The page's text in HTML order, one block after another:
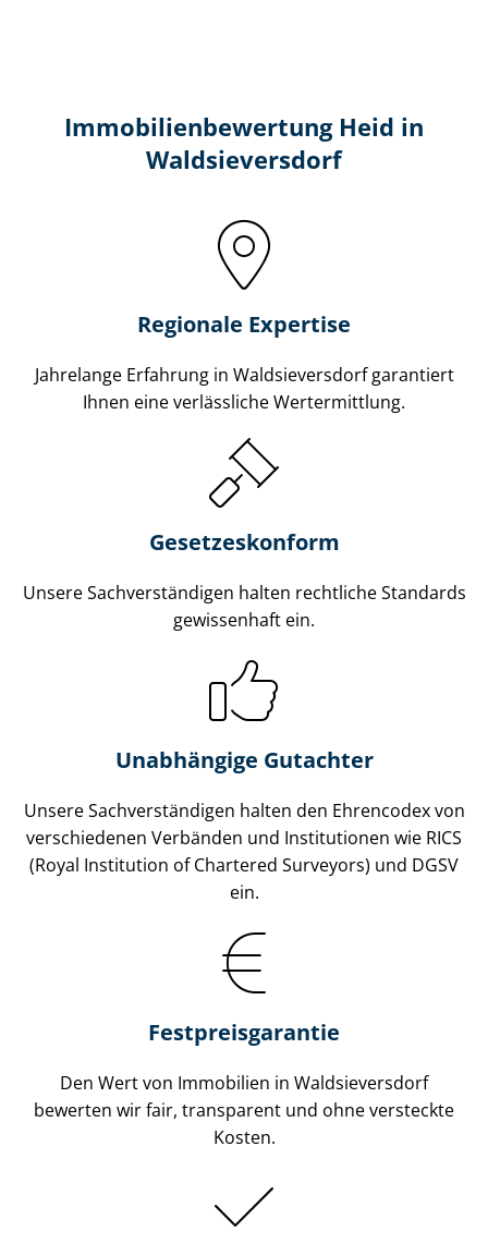
Immobilien­bewertung Heid in
Waldsieversdorf
Regionale Expertise
Jahrelange Erfahrung in Waldsieversdorf garantiert
Ihnen eine verlässliche Wertermittlung.
Gesetzes­konform
Unsere Sach­ver­stän­di­gen halten rechtliche Standards
gewissenhaft ein.
Unabhängige Gutachter
Unsere Sach­ver­stän­di­gen halten den Ehrencodex von
verschiedenen Verbänden und Institutionen wie RICS
(Royal Institution of Chartered Surveyors) und DGSV
ein.
Festpreis​garantie
Den Wert von Immobilien in Waldsieversdorf
bewerten wir fair, transparent und ohne versteckte
Kosten.